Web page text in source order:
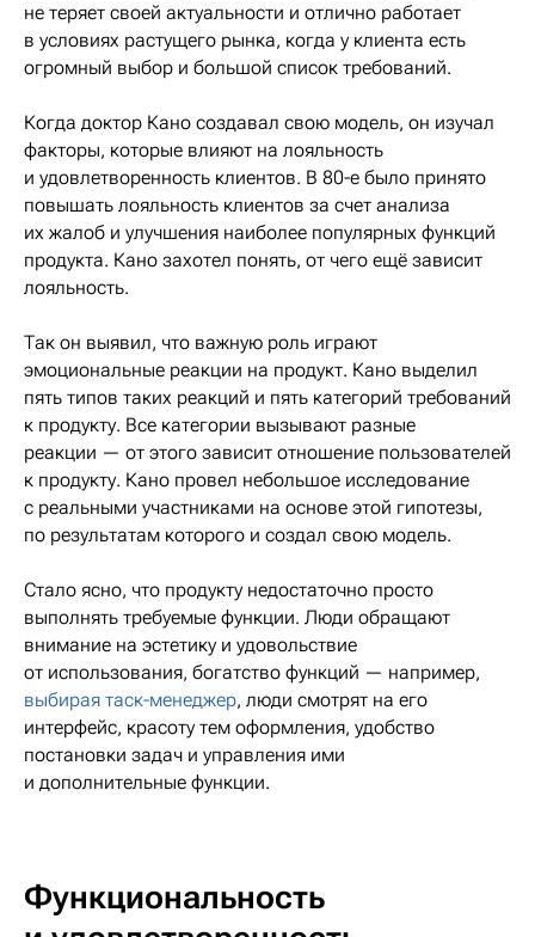
не теряет своей актуальности и отлично работает
в условиях растущего рынка, когда у клиента есть
огромный выбор и большой список требований.
Когда доктор Кано создавал свою модель, он изучал
факторы, которые влияют на лояльность
и удовлетворенность клиентов. В 80-е было принято
повышать лояльность клиентов за счет анализа
их жалоб и улучшения наиболее популярных функций
продукта. Кано захотел понять, от чего ещё зависит
лояльность.
Так он выявил, что важную роль играют
эмоциональные реакции на продукт. Кано выделил
пять типов таких реакций и пять категорий требований
к продукту. Все категории вызывают разные
реакции — от этого зависит отношение пользователей
к продукту. Кано провел небольшое исследование
с реальными участниками на основе этой гипотезы,
по результатам которого и создал свою модель.
Стало ясно, что продукту недостаточно просто
выполнять требуемые функции. Люди обращают
внимание на эстетику и удовольствие
от использования, богатство функций — например,
выбирая таск-менеджер, люди смотрят на его
интерфейс, красоту тем оформления, удобство
постановки задач и управления ими
и дополнительные функции.
Функциональность